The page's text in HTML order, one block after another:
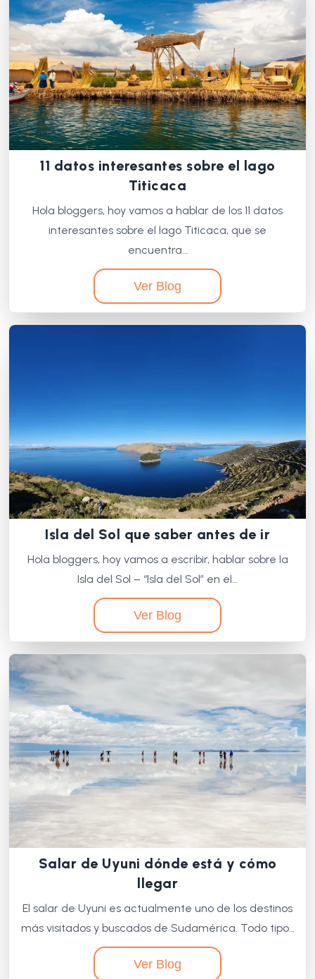
11 datos interesantes sobre el lago
Titicaca
Hola bloggers, hoy vamos a hablar de los 11 datos
interesantes sobre el lago Titicaca, que se
encuentra…
Ver Blog
Isla del Sol que saber antes de ir
Hola bloggers, hoy vamos a escribir, hablar sobre la
Isla del Sol – “Isla del Sol” en el…
Ver Blog
Salar de Uyuni dónde está y cómo
llegar
El salar de Uyuni es actualmente uno de los destinos
más visitados y buscados de Sudamérica. Todo tipo…
Ver Blog